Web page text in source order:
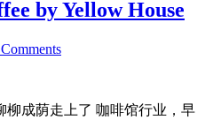
by Yellow House
柳成荫走上了 咖啡馆行业，早